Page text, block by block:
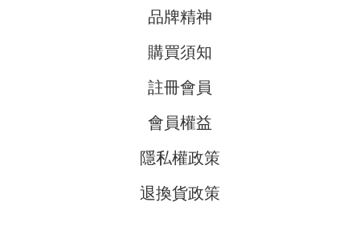
品牌精神
購買須知
註冊會員
會員權益
隱私權政策
退換貨政策